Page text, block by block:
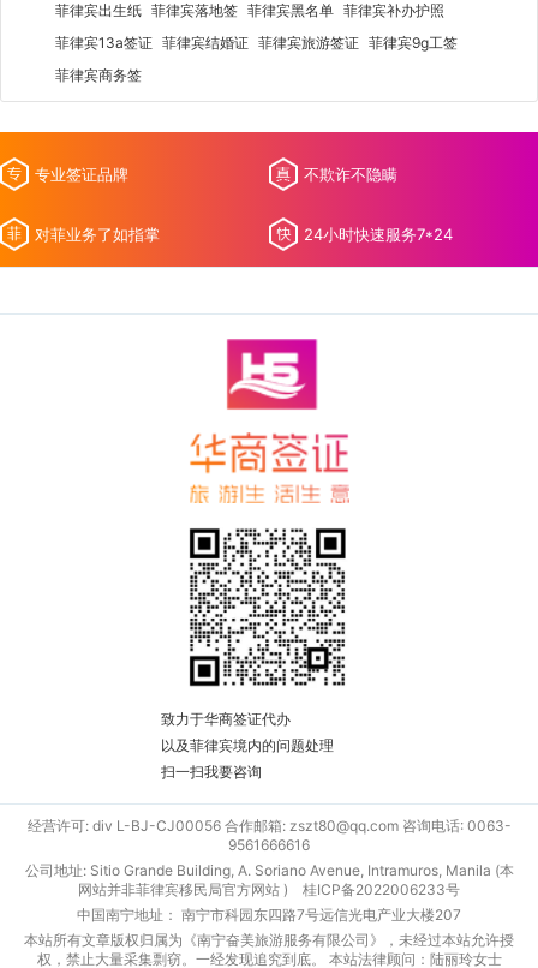
菲律宾出生纸 菲律宾落地签 菲律宾黑名单 菲律宾补办护照
菲律宾13a签证 菲律宾结婚证 菲律宾旅游签证 菲律宾9g工签
菲律宾商务签
专业签证品牌 不欺诈不隐瞒
对菲业务了如指掌 24小时快速服务7*24
致力于华商签证代办
以及菲律宾境内的问题处理
扫一扫我要咨询
经营许可: div L-BJ-CJ00056 合作邮箱: zszt80@qq.com 咨询电话: 0063-
9561666616
公司地址: Sitio Grande Building, A. Soriano Avenue, Intramuros, Manila (本
网站并非菲律宾移民局官方网站 ) 桂ICP备2022006233号
中国南宁地址： 南宁市科园东四路7号远信光电产业大楼207
本站所有文章版权归属为《南宁奋美旅游服务有限公司》，未经过本站允许授
权，禁止大量采集剽窃。一经发现追究到底。 本站法律顾问：陆丽玲女士